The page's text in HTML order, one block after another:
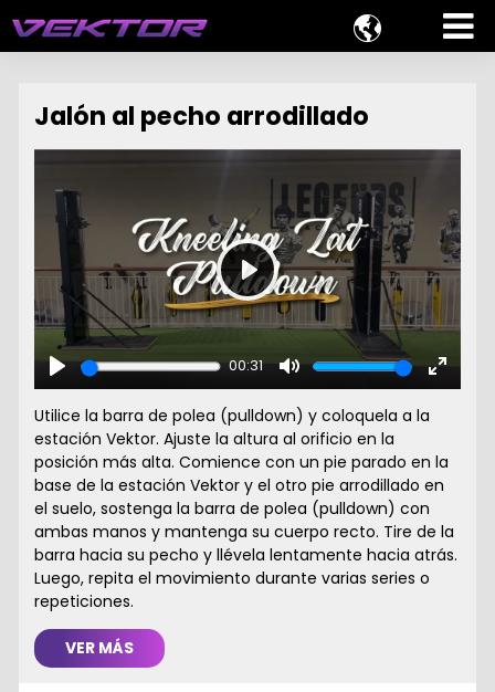

Jalón al pecho arrodillado
Play
00:31
Mute
Enter
Play
Utilice la barra de polea (pulldown) y coloquela a la
estación Vektor. Ajuste la altura al orificio en la
posición más alta. Comience con un pie parado en la
base de la estación Vektor y el otro pie arrodillado en
el suelo, sostenga la barra de polea (pulldown) con
ambas manos y mantenga su cuerpo recto. Tire de la
barra hacia su pecho y llévela lentamente hacia atrás.
Luego, repita el movimiento durante varias series o
repeticiones.
VER MÁS